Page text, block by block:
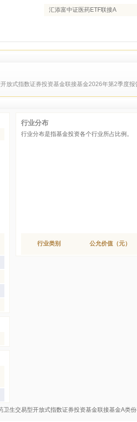
汇添富中证医药ETF联接A
放式指数证券投资基金联接基金2026年第2季度报
行业分布
行业分布是指基金投资各个行业所占比例。
行业类别 公允价值（元）
卫生交易型开放式指数证券投资基金联接基金A类